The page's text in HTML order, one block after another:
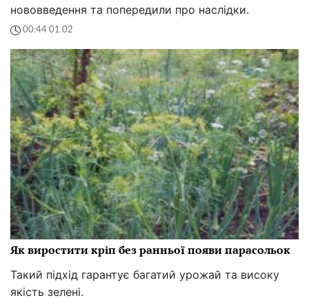
нововведення та попередили про наслідки.
00:44 01.02
Як виростити кріп без ранньої появи парасольок
Такий підхід гарантує багатий урожай та високу
якість зелені.